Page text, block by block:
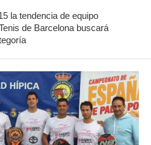
la tendencia de equipo
de Barcelona buscará